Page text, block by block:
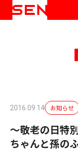
2016.09.14 お知らせ
〜敬老の日特
ちゃんと孫の